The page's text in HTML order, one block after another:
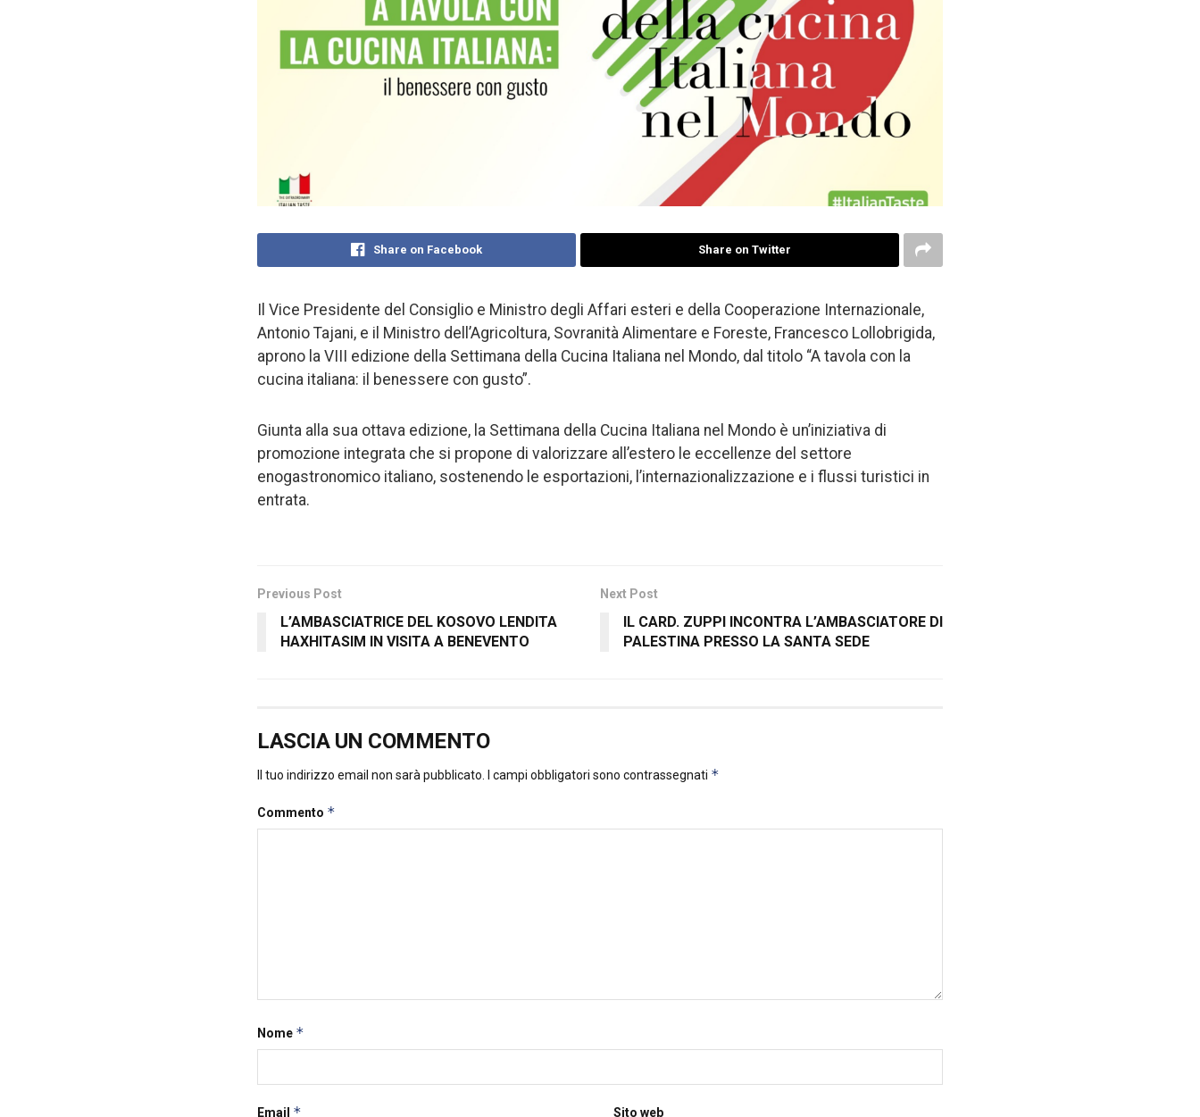
Share on Facebook Share on Twitter
Il Vice Presidente del Consiglio e Ministro degli Affari esteri e della Cooperazione Internazionale,
Antonio Tajani, e il Ministro dell’Agricoltura, Sovranità Alimentare e Foreste, Francesco Lollobrigida,
aprono la VIII edizione della Settimana della Cucina Italiana nel Mondo, dal titolo “A tavola con la
cucina italiana: il benessere con gusto”.
Giunta alla sua ottava edizione, la Settimana della Cucina Italiana nel Mondo è un’iniziativa di
promozione integrata che si propone di valorizzare all’estero le eccellenze del settore
enogastronomico italiano, sostenendo le esportazioni, l’internazionalizzazione e i flussi turistici in
entrata.
Previous Post
L’AMBASCIATRICE DEL KOSOVO LENDITA
HAXHITASIM IN VISITA A BENEVENTO
Next Post
IL CARD. ZUPPI INCONTRA L’AMBASCIATORE DI
PALESTINA PRESSO LA SANTA SEDE
LASCIA UN COMMENTO
Il tuo indirizzo email non sarà pubblicato. I campi obbligatori sono contrassegnati *
Commento *
Nome *
Email * Sito web